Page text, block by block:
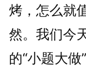
烤，怎么就
然。我们今
的“小题大做